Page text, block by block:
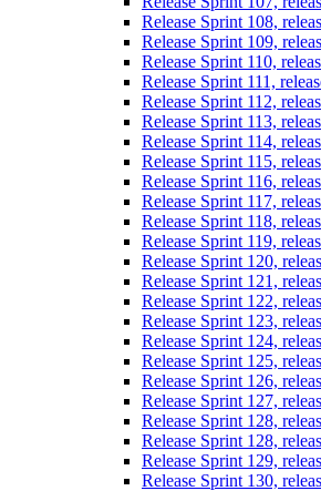
Release Sprint 108,
Release Sprint 109,
Release Sprint 110,
Release Sprint 111,
Release Sprint 112,
Release Sprint 113,
Release Sprint 114,
Release Sprint 115,
Release Sprint 116,
Release Sprint 117,
Release Sprint 118,
Release Sprint 119,
Release Sprint 120,
Release Sprint 121,
Release Sprint 122,
Release Sprint 123,
Release Sprint 124,
Release Sprint 125,
Release Sprint 126,
Release Sprint 127,
Release Sprint 128,
Release Sprint 128,
Release Sprint 129,
Release Sprint 130,